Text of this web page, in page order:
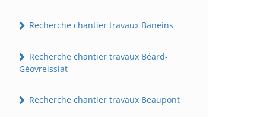
Recherche chantier travaux Baneins
Recherche chantier travaux Béard-
Géovreissiat
Recherche chantier travaux Beaupont